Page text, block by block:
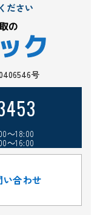
ださい
号
～18:00
～16:00
合わせ